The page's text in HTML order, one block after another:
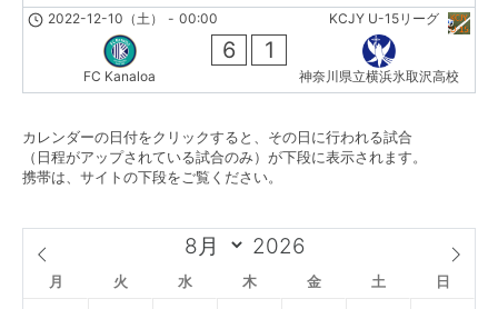
KCJY U-15リーグ
2022-12-10（土） - 00:00
FC Kanaloa
6 1
神奈川県立横浜氷取沢高校
カレンダーの日付をクリックすると、その日に行われる試合
（日程がアップされている試合のみ）が下段に表示されます。
携帯は、サイトの下段をご覧ください。
月 火 水 木 金 土 日